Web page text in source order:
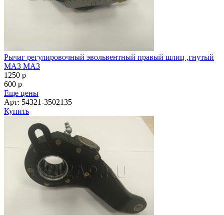
Рычаг регулировочный эвольвентный правый шлиц ,гнутый
МАЗ МАЗ
1250 p
600 p
Еще цены
Арт: 54321-3502135
Купить